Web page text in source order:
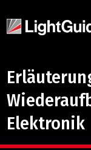
Elektronik